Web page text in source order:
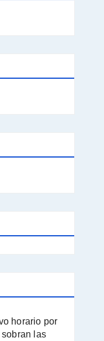
horario por
las